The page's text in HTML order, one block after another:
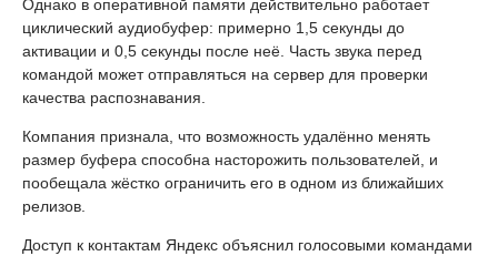
Однако в оперативной памяти действительно работает
циклический аудиобуфер: примерно 1,5 секунды до
активации и 0,5 секунды после неё. Часть звука перед
командой может отправляться на сервер для проверки
качества распознавания.
Компания признала, что возможность удалённо менять
размер буфера способна насторожить пользователей, и
пообещала жёстко ограничить его в одном из ближайших
релизов.
Доступ к контактам Яндекс объяснил голосовыми командами